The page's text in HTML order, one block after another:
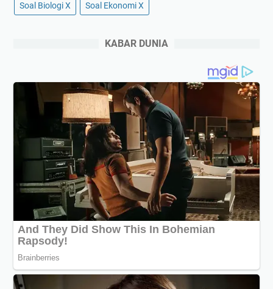
Soal Biologi X Soal Ekonomi X
KABAR DUNIA